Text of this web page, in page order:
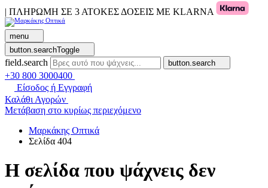
| ΠΛΗΡΩΜΗ ΣΕ 3 ΑΤΟΚΕΣ ΔΟΣΕΙΣ ΜΕ KLARNA
menu
button.searchToggle
field.search button.search
+30 800 3000400
Είσοδος ή Εγγραφή
Καλάθι Αγορών
Μετάβαση στο κυρίως περιεχόμενο
Μαρκάκης Οπτικά
Σελίδα 404
Η σελίδα που ψάχνεις δεν